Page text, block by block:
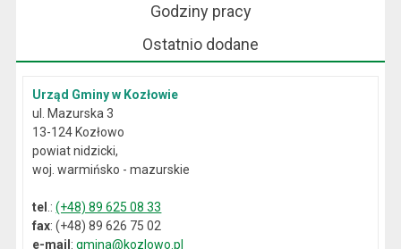
Godziny pracy
Ostatnio dodane
Urząd Gminy w Kozłowie
ul. Mazurska 3
13-124 Kozłowo
powiat nidzicki,
woj. warmińsko - mazurskie
tel .:(+48) 89 625 08 33
fax: (+48) 89 626 75 02
e-mail:gmina@kozlowo.pl